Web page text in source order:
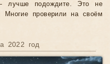
лучше подождите. Это не
Многие проверили на своём
2022 год